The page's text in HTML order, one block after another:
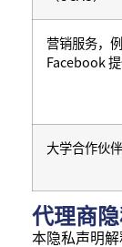
营销服务，
Facebook
大学合作伙伴
代理商
本隐私声明